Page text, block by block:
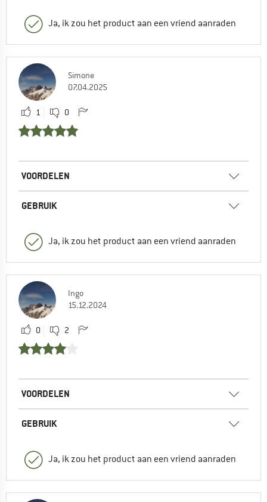
Ja, ik zou het product aan een vriend aanraden
Simone
07.04.2025
1 0
VOORDELEN
GEBRUIK
Ja, ik zou het product aan een vriend aanraden
Ingo
15.12.2024
0 2
VOORDELEN
GEBRUIK
Ja, ik zou het product aan een vriend aanraden